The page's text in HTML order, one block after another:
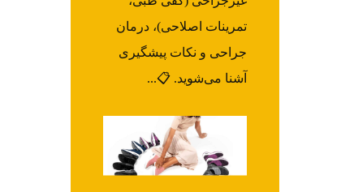
تمرینات اصلاحی)، درمان
جراحی و نکات پیشگیری
آشنا می‌شوید. 📋...